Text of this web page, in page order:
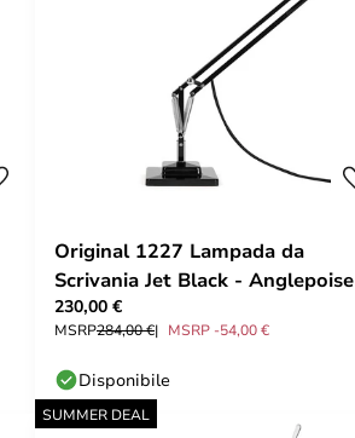
Original 1227 Lampada da
Scrivania Jet Black - Anglepoise
230,00 €
MSRP284,00 € MSRP -54,00 €
Disponibile
SUMMER DEAL